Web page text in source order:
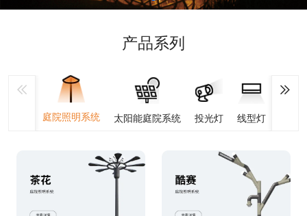
产品系列
庭院照明系统 太阳能庭院系统 投光灯 线型灯